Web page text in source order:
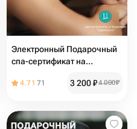
Электронный Подарочный
спа-сертификат на
минут
4.71 71 3 200₽4 000₽